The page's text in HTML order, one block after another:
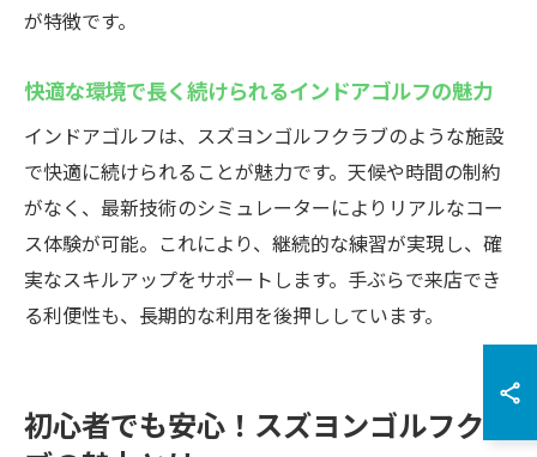
が特徴です。
快適な環境で長く続けられるインドアゴルフの魅力
インドアゴルフは、スズヨンゴルフクラブのような施設
で快適に続けられることが魅力です。天候や時間の制約
がなく、最新技術のシミュレーターによりリアルなコー
ス体験が可能。これにより、継続的な練習が実現し、確
実なスキルアップをサポートします。手ぶらで来店でき
る利便性も、長期的な利用を後押ししています。
初心者でも安心！スズヨンゴルフクラ